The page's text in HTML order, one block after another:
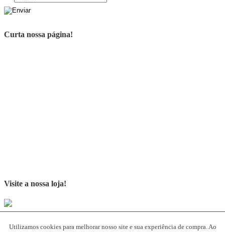
Curta nossa página!
Visite a nossa loja!
Parceiros
Utilizamos cookies para melhorar nosso site e sua experiência de compra. Ao